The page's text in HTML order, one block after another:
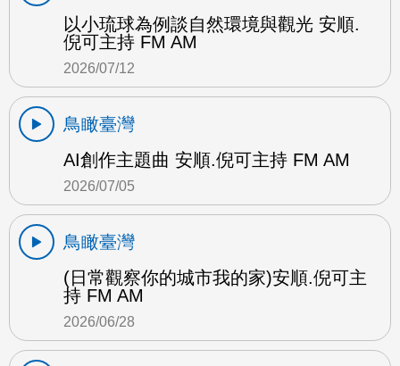
以小琉球為例談自然環境與觀光 安順.
倪可主持 FM AM
2026/07/12
鳥瞰臺灣
AI創作主題曲 安順.倪可主持 FM AM
2026/07/05
鳥瞰臺灣
(日常觀察你的城市我的家)安順.倪可主
持 FM AM
2026/06/28